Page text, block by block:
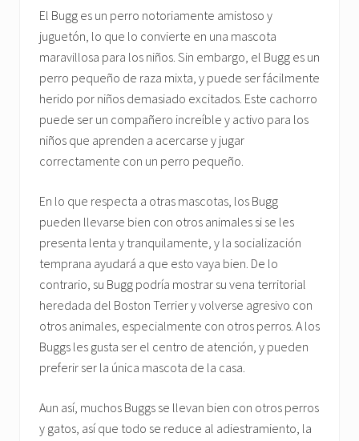
El Bugg es un perro notoriamente amistoso y
juguetón, lo que lo convierte en una mascota
maravillosa para los niños. Sin embargo, el Bugg es un
perro pequeño de raza mixta, y puede ser fácilmente
herido por niños demasiado excitados. Este cachorro
puede ser un compañero increíble y activo para los
niños que aprenden a acercarse y jugar
correctamente con un perro pequeño.
En lo que respecta a otras mascotas, los Bugg
pueden llevarse bien con otros animales si se les
presenta lenta y tranquilamente, y la socialización
temprana ayudará a que esto vaya bien. De lo
contrario, su Bugg podría mostrar su vena territorial
heredada del Boston Terrier y volverse agresivo con
otros animales, especialmente con otros perros. A los
Buggs les gusta ser el centro de atención, y pueden
preferir ser la única mascota de la casa.
Aun así, muchos Buggs se llevan bien con otros perros
y gatos, así que todo se reduce al adiestramiento, la